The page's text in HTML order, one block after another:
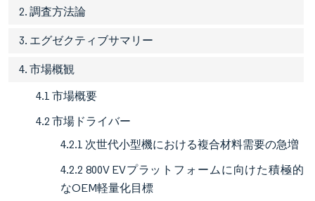
2. 調査方法論
3. エグゼクティブサマリー
4. 市場概観
4.1 市場概要
4.2 市場ドライバー
4.2.1 次世代小型機における複合材料需要の急増
4.2.2 800V EVプラットフォームに向けた積極的
なOEM軽量化目標